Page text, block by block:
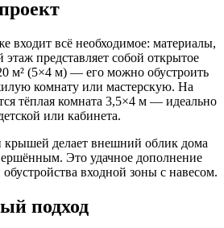
входит всё необходимое: материалы,
представляет собой открытое
м² (5×4 м) — его можно обустроить
комнату или мастерскую. На
тёплая комната 3,5×4 м — идеально
или кабинета.
крышей делает внешний облик дома
Это удачное дополнение
входной зоны с навесом.
подход